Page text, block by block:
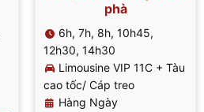
phà
6h, 7h, 8h, 10h45,
12h30, 14h30
Limousine VIP 11C + Tàu
cao tốc/ Cáp treo
Hàng Ngày